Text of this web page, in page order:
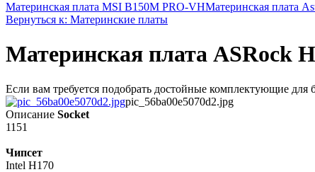
Материнская плата MSI B150M PRO-VHМатеринская плата
Вернуться к: Материнские платы
Материнская плата ASRock
Если вам требуется подобрать достойные комплектующие для
pic_56ba00e5070d2.jpg
Описание Socket
1151
Чипсет
Intel H170